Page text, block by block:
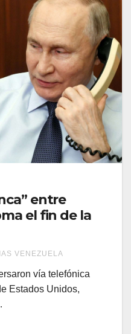
entre
el fin de la
VENEZUELA
vía telefónica
Estados Unidos,